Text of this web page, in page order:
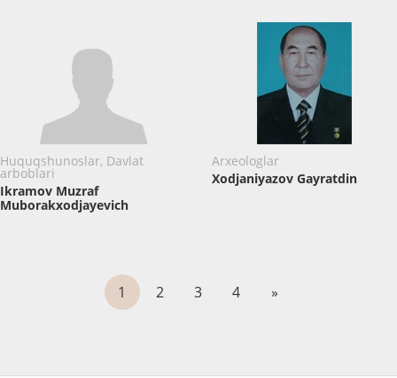
Huquqshunoslar, Davlat
arboblari
Ikramov Muzraf
Muborakxodjayevich
Arxeologlar
Xodjaniyazov Gayratdin
1 2 3 4 »